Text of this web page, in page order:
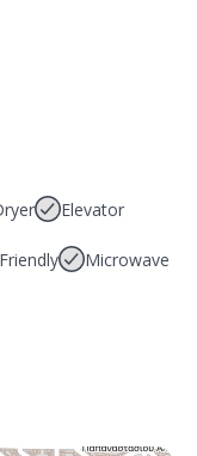
Elevator
Microwave